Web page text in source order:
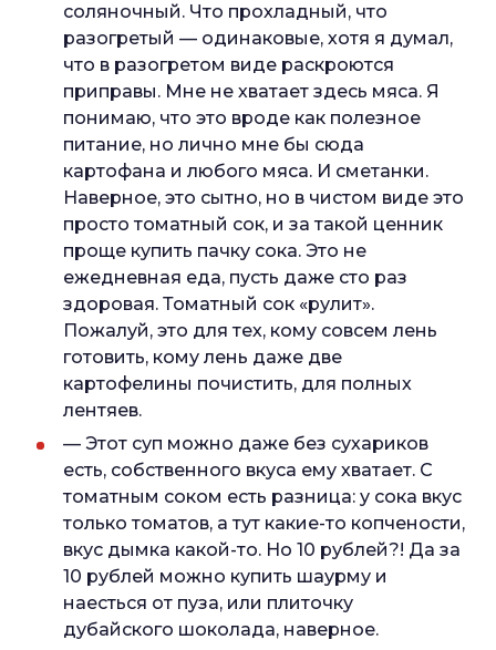
соляночный. Что прохладный, что
разогретый — одинаковые, хотя я думал,
что в разогретом виде раскроются
приправы. Мне не хватает здесь мяса. Я
понимаю, что это вроде как полезное
питание, но лично мне бы сюда
картофана и любого мяса. И сметанки.
Наверное, это сытно, но в чистом виде это
просто томатный сок, и за такой ценник
проще купить пачку сока. Это не
ежедневная еда, пусть даже сто раз
здоровая. Томатный сок «рулит».
Пожалуй, это для тех, кому совсем лень
готовить, кому лень даже две
картофелины почистить, для полных
лентяев.
— Этот суп можно даже без сухариков
есть, собственного вкуса ему хватает. С
томатным соком есть разница: у сока вкус
только томатов, а тут какие-то копчености,
вкус дымка какой-то. Но 10 рублей?! Да за
10 рублей можно купить шаурму и
наесться от пуза, или плиточку
дубайского шоколада, наверное.